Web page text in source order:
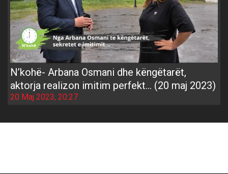
N’kohë- Arbana Osmani dhe këngëtarët,
aktorja realizon imitim perfekt… (20 maj 2023)
20 Maj 2023, 20:27